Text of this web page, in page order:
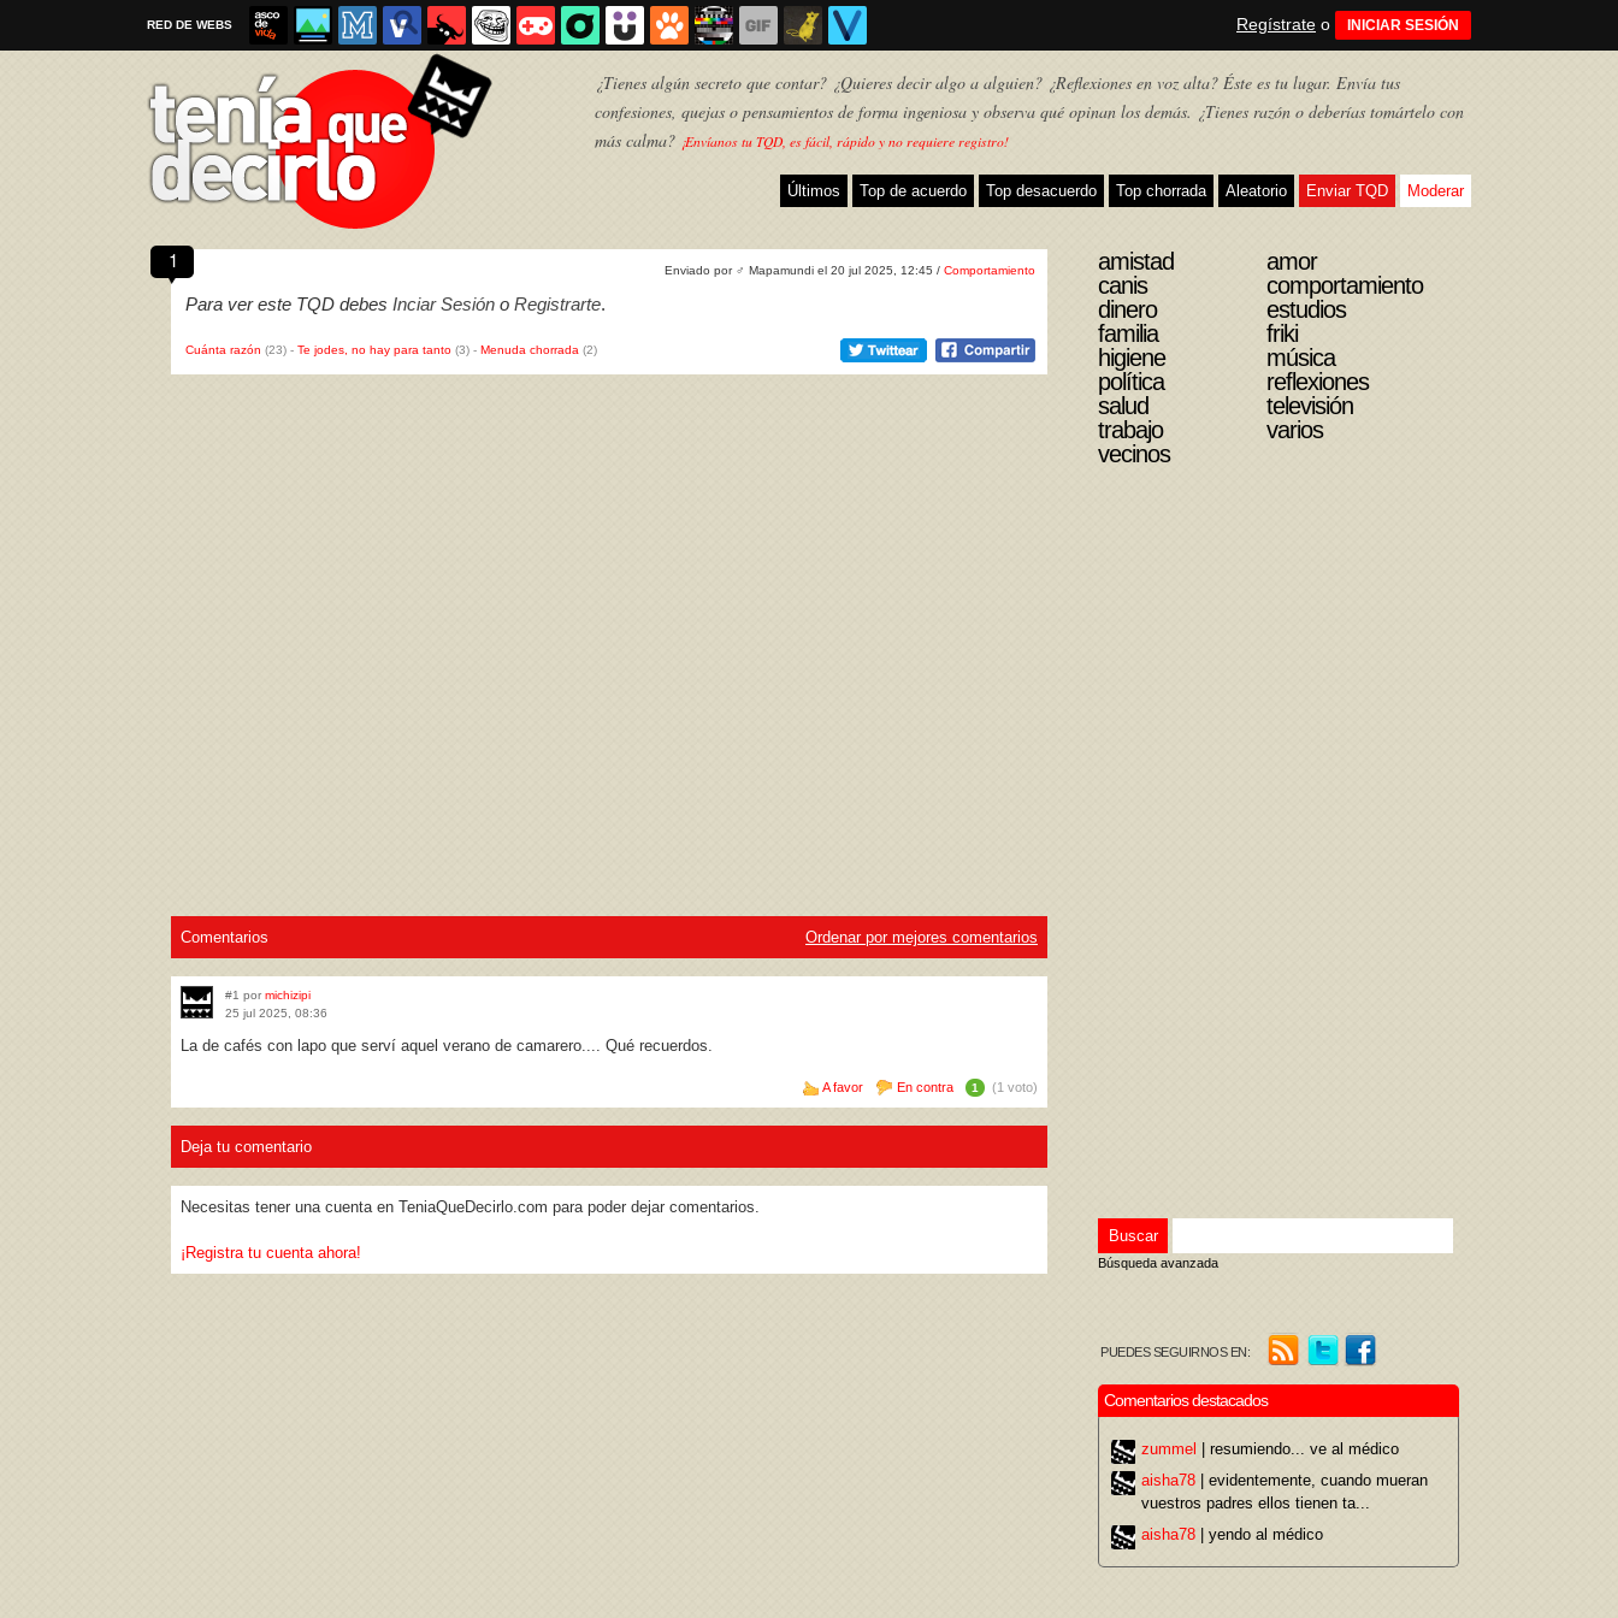
RED DE WEBS Regístrate o INICIAR SESIÓN
¿Tienes algún secreto que contar? ¿Quieres decir algo a alguien? ¿Reflexiones en voz alta? Éste es tu lugar. Envía tus
confesiones, quejas o pensamientos de forma ingeniosa y observa qué opinan los demás. ¿Tienes razón o deberías tomártelo con
más calma? ¡Envíanos tu TQD, es fácil, rápido y no requiere registro!
Últimos Top de acuerdo Top desacuerdo Top chorrada Aleatorio Enviar TQD Moderar
1 Enviado por ♂ Mapamundi el 20 jul 2025, 12:45 / Comportamiento
Para ver este TQD debes Inciar Sesión o Registrarte.
Cuánta razón (23) - Te jodes, no hay para tanto (3) - Menuda chorrada (2)
Comentarios Ordenar por mejores comentarios
#1 por michizipi
25 jul 2025, 08:36
La de cafés con lapo que serví aquel verano de camarero.... Qué recuerdos.
A favor En contra 1 (1 voto)
Deja tu comentario
Necesitas tener una cuenta en TeniaQueDecirlo.com para poder dejar comentarios.
¡Registra tu cuenta ahora!
amistad
amor
canis
comportamiento
dinero
estudios
familia
friki
higiene
música
política
reflexiones
salud
televisión
trabajo
varios
vecinos
Búsqueda avanzada
PUEDES SEGUIRNOS EN:
Comentarios destacados
zummel
| resumiendo... ve al médico
aisha78 | evidentemente, cuando mueran
vuestros padres ellos tienen ta...
aisha78 | yendo al médico